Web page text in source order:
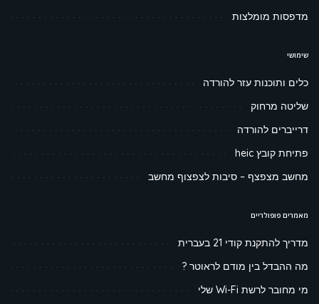
מדפסות מומלצות
שימושי
כלים ותוכנות עזר להורדה
שליטה מרחוק
דרייברים להורדה
פתיחת קובץ heic
מחשב מצפצף – סיבות לצפצוף מחשב
מאמרים פופולריים
מדריך להתקנת קודי 21 בעברית
מה ההבדל בין מודם לראוטר ?
מי מחובר לרשת Wi-Fi שלי